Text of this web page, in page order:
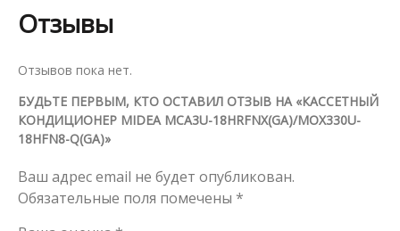
Отзывы
Отзывов пока нет.
БУДЬТЕ ПЕРВЫМ, КТО ОСТАВИЛ ОТЗЫВ НА «КАССЕТНЫЙ
КОНДИЦИОНЕР MIDEA MCA3U-18HRFNX(GA)/MOX330U-
18HFN8-Q(GA)»
Ваш адрес email не будет опубликован.
Обязательные поля помечены *